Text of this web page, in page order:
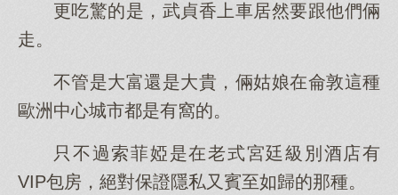
更吃驚的是，武貞香上車居然要跟他們倆
走。
不管是大富還是大貴，倆姑娘在侖敦這種
歐洲中心城市都是有窩的。
只不過索菲婭是在老式宮廷級別酒店有
VIP包房，絕對保證隱私又賓至如歸的那種。